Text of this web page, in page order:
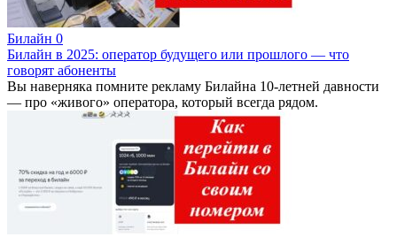
Билайн 0
Билайн в 2025: оператор будущего или прошлого — что
говорят абоненты
Вы наверняка помните рекламу Билайна 10-летней давности
— про «живого» оператора, который всегда рядом.